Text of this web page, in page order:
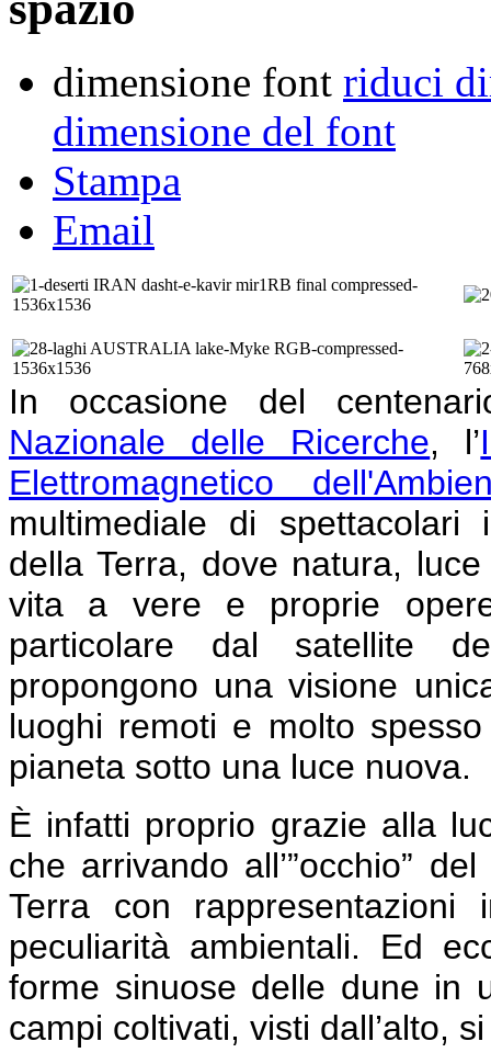
dimensione font riduci
dimensione del font
Stampa
Email
In occasione del
Nazionale delle Ricerche, l’
Elettromagnetico
multimediale di spettacolari
della Terra, dove natura,
vita a vere e proprie
particolare dal satellite
propongono una visione
luoghi remoti e molto
pianeta sotto una luce nuova.
È infatti proprio grazie alla
che arrivando all’”occhio”
Terra con
peculiarità ambientali. Ed
forme sinuose delle dune in
campi coltivati, visti dall’alto,